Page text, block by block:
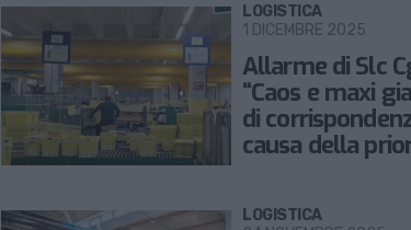
Allarme di Slc
“Caos e maxi
di
causa della
LOGISTICA
1 DICEMBRE 2025
LOGISTICA